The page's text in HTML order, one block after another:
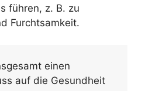
führen, z. B. zu
Furchtsamkeit.
einen
auf die Gesundheit